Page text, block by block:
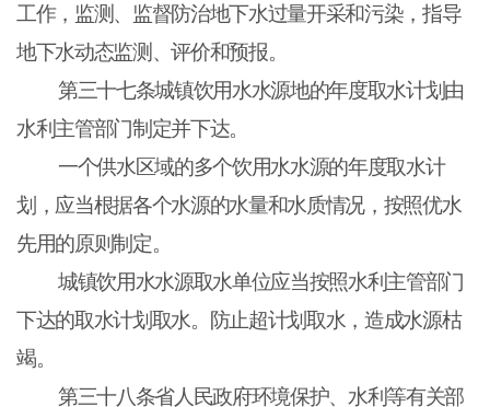
工作，监测、监督防治地下水过量开采和污染，指导
地下水动态监测、评价和预报。
第三十七条城镇饮用水水源地的年度取水计划由
水利主管部门制定并下达。
一个供水区域的多个饮用水水源的年度取水计
划，应当根据各个水源的水量和水质情况，按照优水
先用的原则制定。
城镇饮用水水源取水单位应当按照水利主管部门
下达的取水计划取水。防止超计划取水，造成水源枯
竭。
第三十八条省人民政府环境保护、水利等有关部